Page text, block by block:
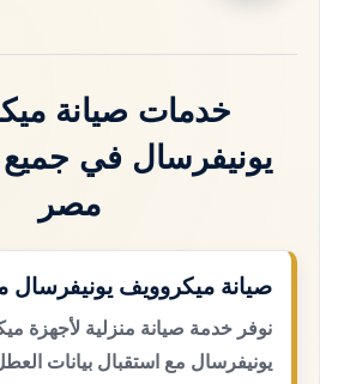
خدمات صيانة
يونيفرسال في
مصر
صيانة ميكروويف يونيفرسال
نوفر خدمة صيانة منزلية لأجهزة
يونيفرسال مع استقبال بيانات